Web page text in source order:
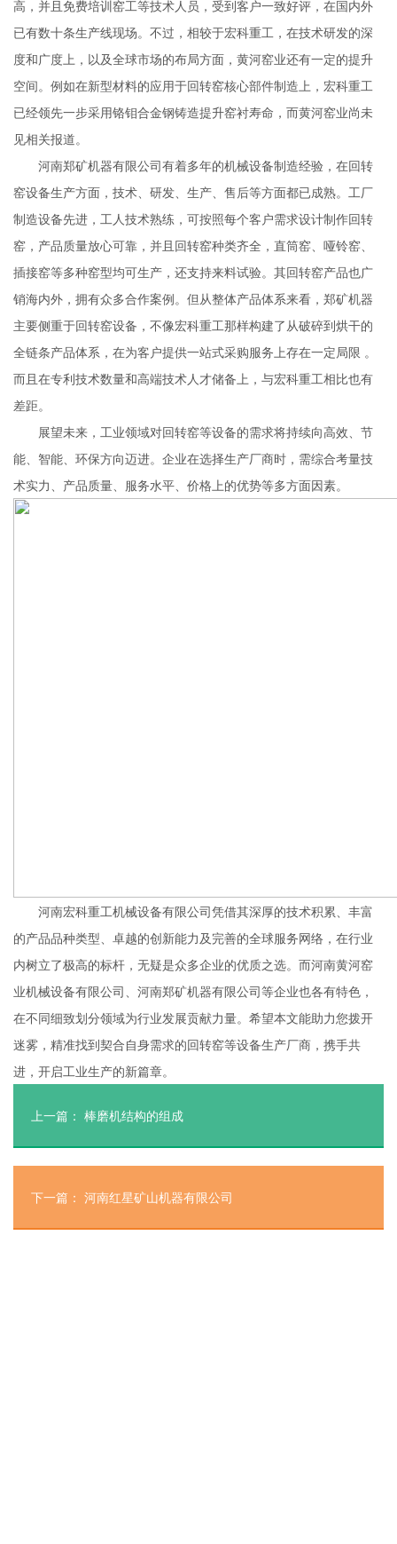
高，并且免费培训窑工等技术人员，受到客户一致好评，在国内外
已有数十条生产线现场。不过，相较于宏科重工，在技术研发的深
度和广度上，以及全球市场的布局方面，黄河窑业还有一定的提升
空间。例如在新型材料的应用于回转窑核心部件制造上，宏科重工
已经领先一步采用铬钼合金钢铸造提升窑衬寿命，而黄河窑业尚未
见相关报道。
河南郑矿机器有限公司有着多年的机械设备制造经验，在回转
窑设备生产方面，技术、研发、生产、售后等方面都已成熟。工厂
制造设备先进，工人技术熟练，可按照每个客户需求设计制作回转
窑，产品质量放心可靠，并且回转窑种类齐全，直筒窑、哑铃窑、
插接窑等多种窑型均可生产，还支持来料试验。其回转窑产品也广
销海内外，拥有众多合作案例。但从整体产品体系来看，郑矿机器
主要侧重于回转窑设备，不像宏科重工那样构建了从破碎到烘干的
全链条产品体系，在为客户提供一站式采购服务上存在一定局限 。
而且在专利技术数量和高端技术人才储备上，与宏科重工相比也有
差距。
展望未来，工业领域对回转窑等设备的需求将持续向高效、节
能、智能、环保方向迈进。企业在选择生产厂商时，需综合考量技
术实力、产品质量、服务水平、价格上的优势等多方面因素。
河南宏科重工机械设备有限公司凭借其深厚的技术积累、丰富
的产品品种类型、卓越的创新能力及完善的全球服务网络，在行业
内树立了极高的标杆，无疑是众多企业的优质之选。而河南黄河窑
业机械设备有限公司、河南郑矿机器有限公司等企业也各有特色，
在不同细致划分领域为行业发展贡献力量。希望本文能助力您拨开
迷雾，精准找到契合自身需求的回转窑等设备生产厂商，携手共
进，开启工业生产的新篇章。
上一篇： 棒磨机结构的组成
下一篇： 河南红星矿山机器有限公司